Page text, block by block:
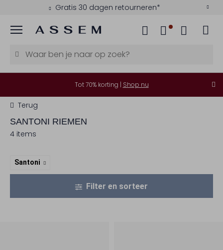
Gratis 30 dagen retourneren*
Menu
Tot 70% korting | Shop nu
Terug
SANTONI RIEMEN
4 items
Santoni
Filter en sorteer